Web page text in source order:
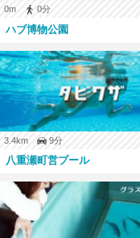
0m 0分
ハブ博物公園
3.4km 9分
八重瀬町営プール